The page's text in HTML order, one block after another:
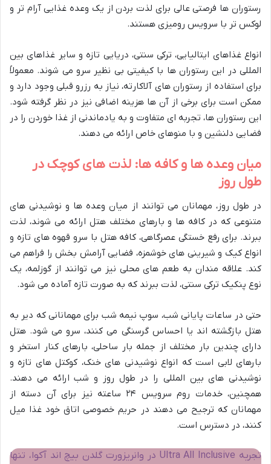
رستوران ها فرصتی عالی برای لذت بردن از یک وعده غذایی آرام تر و
لوکس تر با سرویس رومیزی هستند.
انواع غذاهای ایتالیایی، ترکی سنتی، دریایی تازه و سایر غذاهای بین
المللی در این رستوران ها با کیفیتی بی نظیر سرو می شوند. معمولاً
برای استفاده از رستوران های آلاکارته، نیاز به رزرو قبلی وجود دارد و
ممکن است برای برخی از آن ها هزینه اضافی نیز در نظر گرفته شود.
این رستوران ها، تجربه ای متفاوت و به یادماندنی از غذا خوردن را در
فضایی دلنشین و با منوهای خاص ارائه می دهند.
میان وعده ها و کافه ها: لذت های کوچک در
طول روز
در طول روز، مهمانان می توانند از میان وعده ها و نوشیدنی های
متنوعی که در کافه ها و بارهای مختلف هتل ارائه می شوند، لذت
ببرند. برای رفع خستگی عصرگاهی، کافه هتل با سرو قهوه های تازه و
انواع کیک و شیرینی های خوشمزه، فضایی آرامش بخش را فراهم می
کند. علاقه مندان به طعم های محلی نیز می توانند از گوزلمه، یک
نوع پنکیک ترکی سنتی، لذت ببرند که به صورت تازه آماده می شود.
حتی در ساعات پایانی شب، سوپ نیمه شب برای مهمانانی که دیر به
هتل بازگشته اند یا احساس گرسنگی می کنند، سرو می شود. هتل
دارای چندین بار مختلف از جمله بار ساحلی، بارهای کنار استخر و
بارهای لابی است که انواع نوشیدنی های خنک، کوکتل های تازه و
نوشیدنی های بین المللی را در طول روز و شب ارائه می دهند.
همچنین، خدمات روم سرویس ۲۴ ساعته نیز برای آن دسته از
مهمانان که ترجیح می دهند در حریم خصوصی اتاق خود غذا میل
کنند، در دسترس است.
تجربه Ultra All Inclusive در وانریزورت گلدن بیچ اند آکوا، تنها